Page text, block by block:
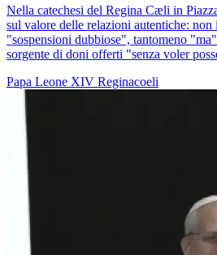
Nella catechesi del Regina Cæli in
sul valore delle relazioni autentiche:
"sospensioni dubbiose", tantomeno
sorgente di doni offerti "senza voler
Papa Leone XIV Reginacoeli